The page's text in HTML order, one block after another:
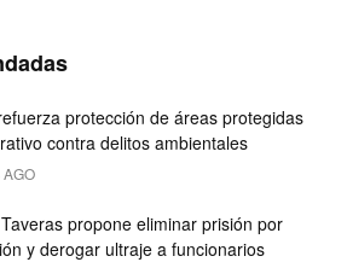
protección de áreas protegidas
contra delitos ambientales
propone eliminar prisión por
y derogar ultraje a funcionarios